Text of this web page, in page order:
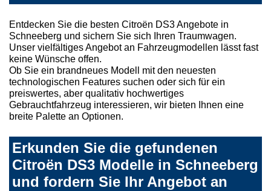
Entdecken Sie die besten Citroën DS3 Angebote in
Schneeberg und sichern Sie sich Ihren Traumwagen.
Unser vielfältiges Angebot an Fahrzeugmodellen lässt fast
keine Wünsche offen.
Ob Sie ein brandneues Modell mit den neuesten
technologischen Features suchen oder sich für ein
preiswertes, aber qualitativ hochwertiges
Gebrauchtfahrzeug interessieren, wir bieten Ihnen eine
breite Palette an Optionen.
Erkunden Sie die gefundenen
Citroën DS3 Modelle in Schneeberg
und fordern Sie Ihr Angebot an